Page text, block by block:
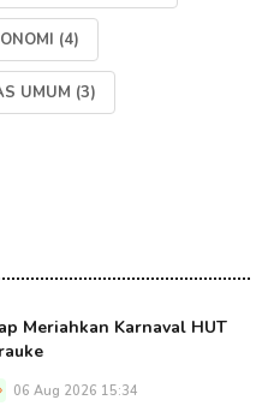
(4)
UMUM (3)
Meriahkan Karnaval HUT
06 Aug 2026 15:34